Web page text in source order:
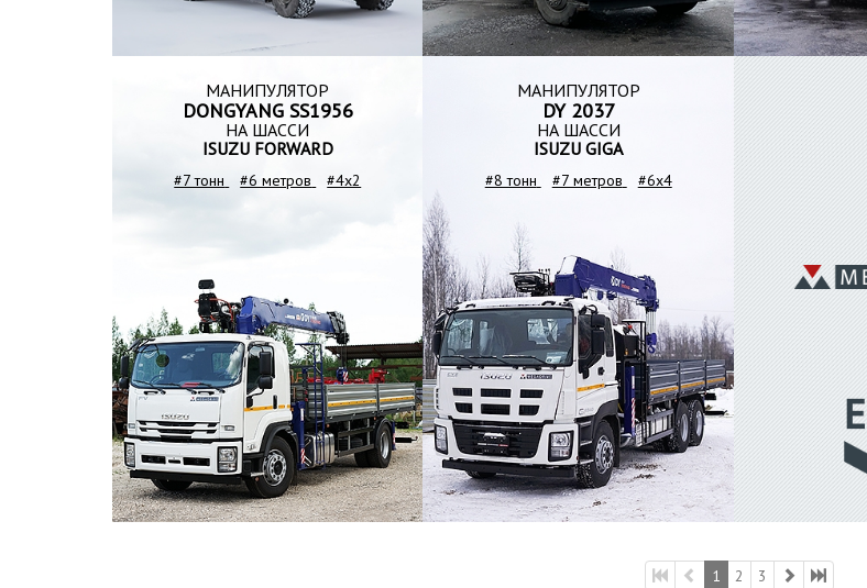
МАНИПУЛЯТОР
DONGYANG SS1956
НА ШАССИ
ISUZU FORWARD
#7 тонн #6 метров #4x2
МАНИПУЛЯТОР
DY 2037
НА ШАССИ
ISUZU GIGA
#8 тонн #7 метров #6x4
1 2
3